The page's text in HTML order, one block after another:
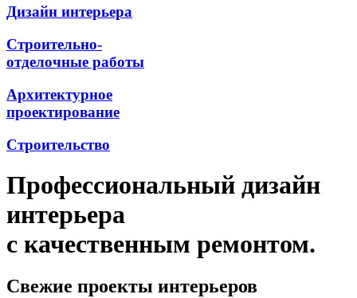
Дизайн интерьера
Строительно-
отделочные работы
Архитектурное
проектирование
Строительство
Профессиональный дизайн
интерьера
с качественным ремонтом.
Свежие проекты интерьеров